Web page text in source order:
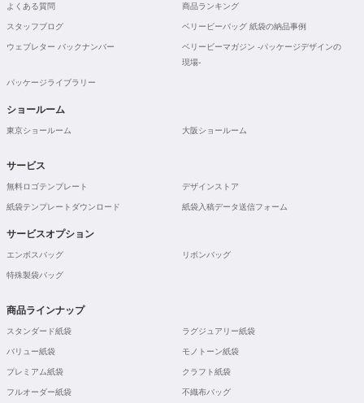
よくある質問 商品ランキング
スタッフブログ ベリービーバッグ 紙袋の納品事例
ウェブレター バックナンバー
ベリービーマガジン -パッケージデザインの
現場-
パッケージライブラリー
ショールーム
東京ショールーム 大阪ショールーム
サービス
無料ロゴテンプレート デザインストア
紙袋テンプレートダウンロード 紙袋入稿データ送信フォーム
サービスオプション
エンボスバッグ リボンバッグ
特殊製袋バッグ
商品ラインナップ
スタンダード紙袋 ラグジュアリー紙袋
バリュー紙袋 モノトーン紙袋
プレミアム紙袋 クラフト紙袋
フルオーダー紙袋 不織布バッグ